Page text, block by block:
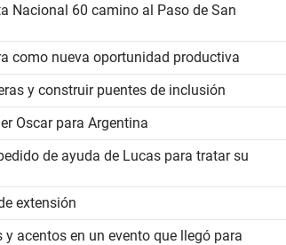
Nacional 60 camino al Paso de San
como nueva oportunidad productiva
y construir puentes de inclusión
Oscar para Argentina
de ayuda de Lucas para tratar su
extensión
acentos en un evento que llegó para